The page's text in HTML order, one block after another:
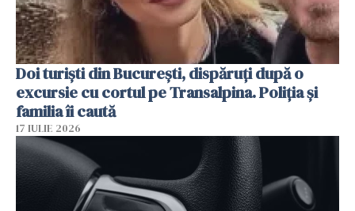
Doi turiști din București, dispăruți după o
excursie cu cortul pe Transalpina. Poliția și
familia îi caută
17 IULIE 2026